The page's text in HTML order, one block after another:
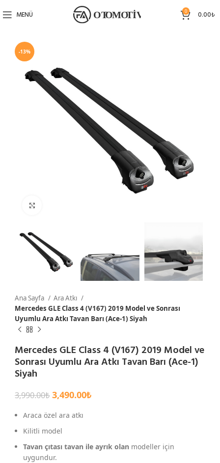
MENÜ 0 0.00₺
-13%
Ana Sayfa
Ara Atkı
Mercedes GLE Class 4 (V167) 2019 Model ve Sonrası
Uyumlu Ara Atkı Tavan Barı (Ace-1) Siyah
Mercedes GLE Class 4 (V167) 2019 Model ve
Sonrası Uyumlu Ara Atkı Tavan Barı (Ace-1)
Siyah
3,990.00₺ 3,490.00₺
Araca özel ara atkı
Kilitli model
Tavan çıtası tavan ile ayrık olan modeller için
uygundur.